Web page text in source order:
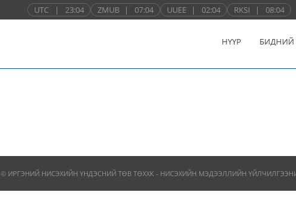
UTC | 23:04 ZMUB | 07:04 UUEE | 02:04 RKSI | 08:04
НҮҮР БИДНИЙ
© ИРГЭНИЙ НИСЭХИЙН ҮНДЭСНИЙ ТӨВ ТӨХХК - НИСЭХИЙН МЭДЭЭЛЛИЙН